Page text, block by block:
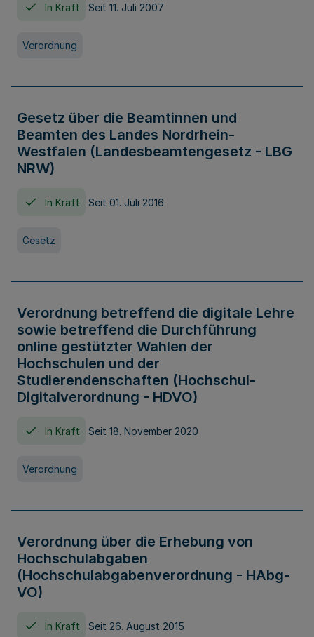
In Kraft Seit 11. Juli 2007
Verordnung
Gesetz über die Beamtinnen und
Beamten des Landes Nordrhein-
Westfalen (Landesbeamtengesetz - LBG
NRW)
In Kraft Seit 01. Juli 2016
Gesetz
Verordnung betreffend die digitale Lehre
sowie betreffend die Durchführung
online gestützter Wahlen der
Hochschulen und der
Studierendenschaften (Hochschul-
Digitalverordnung - HDVO)
In Kraft Seit 18. November 2020
Verordnung
Verordnung über die Erhebung von
Hochschulabgaben
(Hochschulabgabenverordnung - HAbg-
VO)
In Kraft Seit 26. August 2015